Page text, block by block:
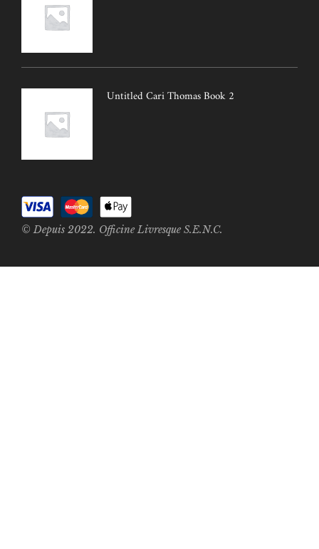
Untitled Cari Thomas Book 2
© Depuis 2022. Officine Livresque S.E.N.C.